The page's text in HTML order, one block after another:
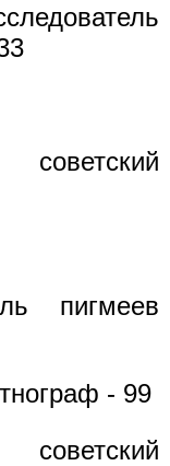
пигмеев
- 99